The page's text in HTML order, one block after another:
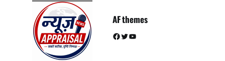
AF themes
Facebook Twitter YouTube